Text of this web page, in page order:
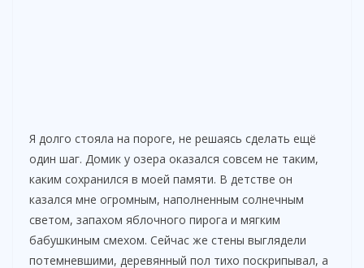
Я долго стояла на пороге, не решаясь сделать ещё
один шаг. Домик у озера оказался совсем не таким,
каким сохранился в моей памяти. В детстве он
казался мне огромным, наполненным солнечным
светом, запахом яблочного пирога и мягким
бабушкиным смехом. Сейчас же стены выглядели
потемневшими, деревянный пол тихо поскрипывал, а